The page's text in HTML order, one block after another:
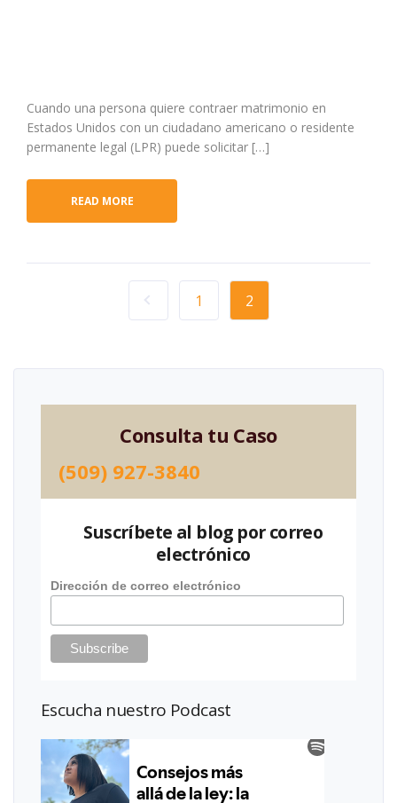
Cuando una persona quiere contraer matrimonio en
Estados Unidos con un ciudadano americano o residente
permanente legal (LPR) puede solicitar […]
READ MORE
1 2
Consulta tu Caso
(509) 927-3840
Suscríbete al blog por correo
electrónico
Dirección de correo electrónico
Escucha nuestro Podcast